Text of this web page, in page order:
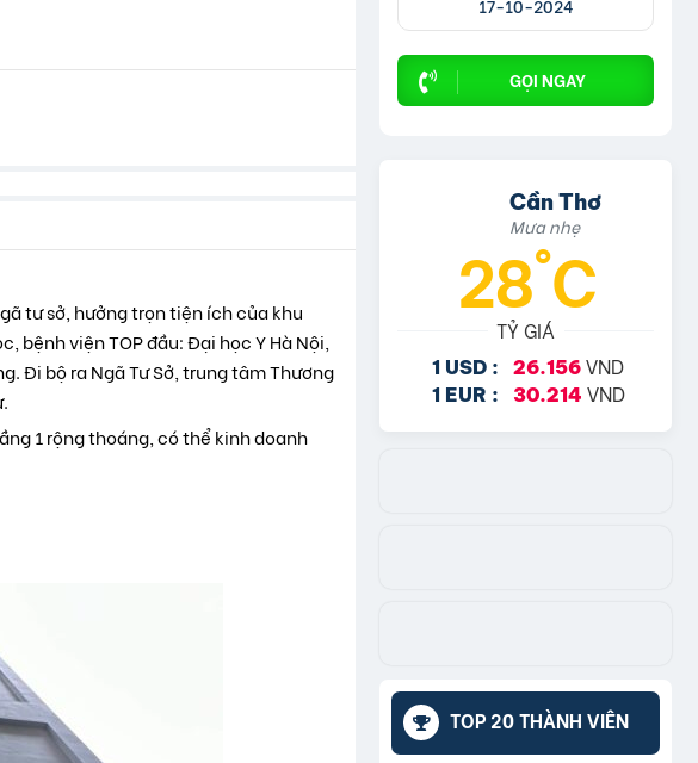
tư sở, hưởng trọn tiện ích của khu
bệnh viện TOP đầu: Đại học Y Hà Nội,
Đi bộ ra Ngã Tư Sở, trung tâm Thương
1 rộng thoáng, có thể kinh doanh
17-10-2024
GỌI NGAY
Cần Thơ
Mưa nhẹ
28°C
TỶ GIÁ
1 USD : 26.156 VND
1 EUR : 30.214 VND
TOP 20 THÀNH VIÊN